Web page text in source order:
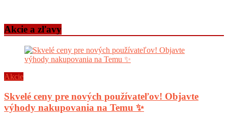
Akcie a zľavy
Akcie
Skvelé ceny pre nových používateľov! Objavte
výhody nakupovania na Temu ✨